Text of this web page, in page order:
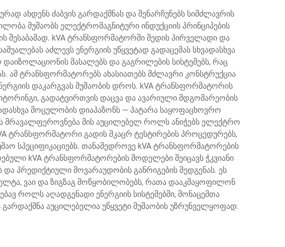
ახდენს ძაბვის გარდაქმნას და შენარჩუნებს სიმძლავრის
მუშაობს ელექტრომაგნიტური ინდუქციის პრინციპების
შესაბამად. kVA ტრანსფორმატორში შედის პირველადი და
აძლევს ენერგიის უწყვეტად გადაცემას სხვადასხვა
მასალებს და გაგრილების სისტემებს, რაც
ამ ტრანსფორმატორებს ახასიათებს მძლავრი კონსტრუქცია
დაკარგვას მუშაობის დროს. kVA ტრანსფორმატორის
გადატვირთვის დაცვა და ავარიული მდგომარეობის
მოცულობის დიაპაზონს — პატარა საყოფაცხოვრო
მრავალფეროვნება მის აუცილებელ როლს ანიჭებს ელექტრო
ტრანსფორმატორი გადის მკაცრ ტესტირების პროცედურებს,
სპეციფიკაციებს. თანამედროვე kVA ტრანსფორმატორების
kVA ტრანსფორმატორების მოდელები შეიცავს ჭკვიანი
პრედიქტიული მოვარაუდობის განრიგების შედგენას. ეს
ვაი და ზიგზაგ მოწყობილობებს, რათა დააკმაყოფილონ
როლს აღადგენადი ენერგიის სისტემებში, მონაცემთა
აუცილებელია უწყვეტი მუშაობის უზრუნველყოფად.